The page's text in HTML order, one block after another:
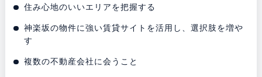
住み心地のいいエリアを把握する
神楽坂の物件に強い賃貸サイトを活用し、選択肢を増や
す
複数の不動産会社に会うこと